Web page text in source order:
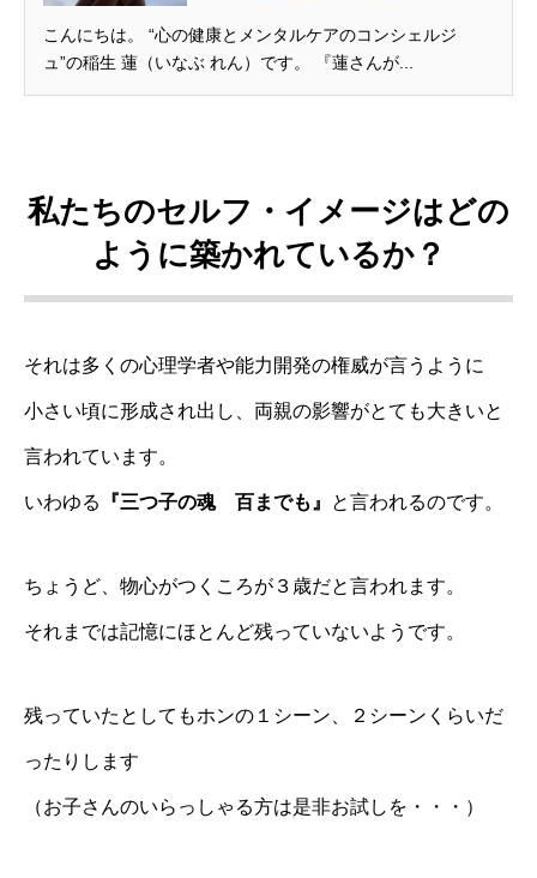
こんにちは。 “心の健康とメンタルケアのコンシェルジ
ュ”の稲生 蓮（いなぶ れん）です。 『蓮さんが...
私たちのセルフ・イメージはどの
ように築かれているか？
それは多くの心理学者や能力開発の権威が言うように
小さい頃に形成され出し、両親の影響がとても大きいと
言われています。
いわゆる 『三つ子の魂 百までも』 と言われるのです。
ちょうど、物心がつくころが３歳だと言われます。
それまでは記憶にほとんど残っていないようです。
残っていたとしてもホンの１シーン、２シーンくらいだ
ったりします
（お子さんのいらっしゃる方は是非お試しを・・・）